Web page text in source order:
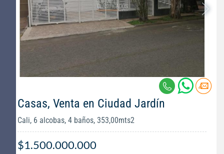
Casas, Venta en Ciudad Jardín
Cali, 6 alcobas, 4 baños, 353,00mts2
$1.500.000.000